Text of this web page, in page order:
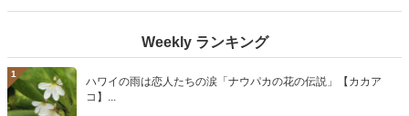
Weekly ランキング
1
ハワイの雨は恋人たちの涙「ナウパカの花の伝説」【カカア
コ】...